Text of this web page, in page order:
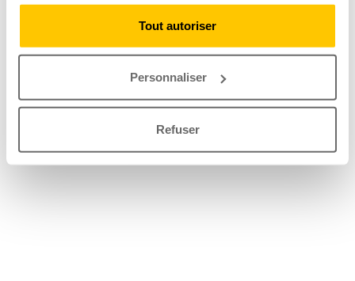
Tout autoriser
Personnaliser
Refuser